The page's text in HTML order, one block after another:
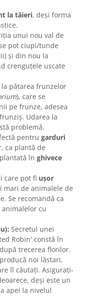
la tăieri, deși forma
unui nou val de
pot ciupi/tunde
și din nou la
crenguțele uscate
la pătarea frunzelor
), care se
pe frunze, adesea
Udarea la
problemă.
pentru garduri
ca plantă de
în ghivece
care pot fi ușor
mari de animalele de
Se recomandă ca
cu
Secretul unei
Robin' constă în
trecerea florilor.
noi lăstari,
îl căutați. Asigurați-
deși este un
apei la nivelul